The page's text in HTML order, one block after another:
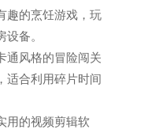
趣的烹饪游戏，玩
备。
通风格的冒险闯关
适合利用碎片时间
用的视频剪辑软